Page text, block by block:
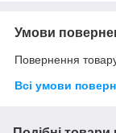
Умови
Повернення
Всі умови